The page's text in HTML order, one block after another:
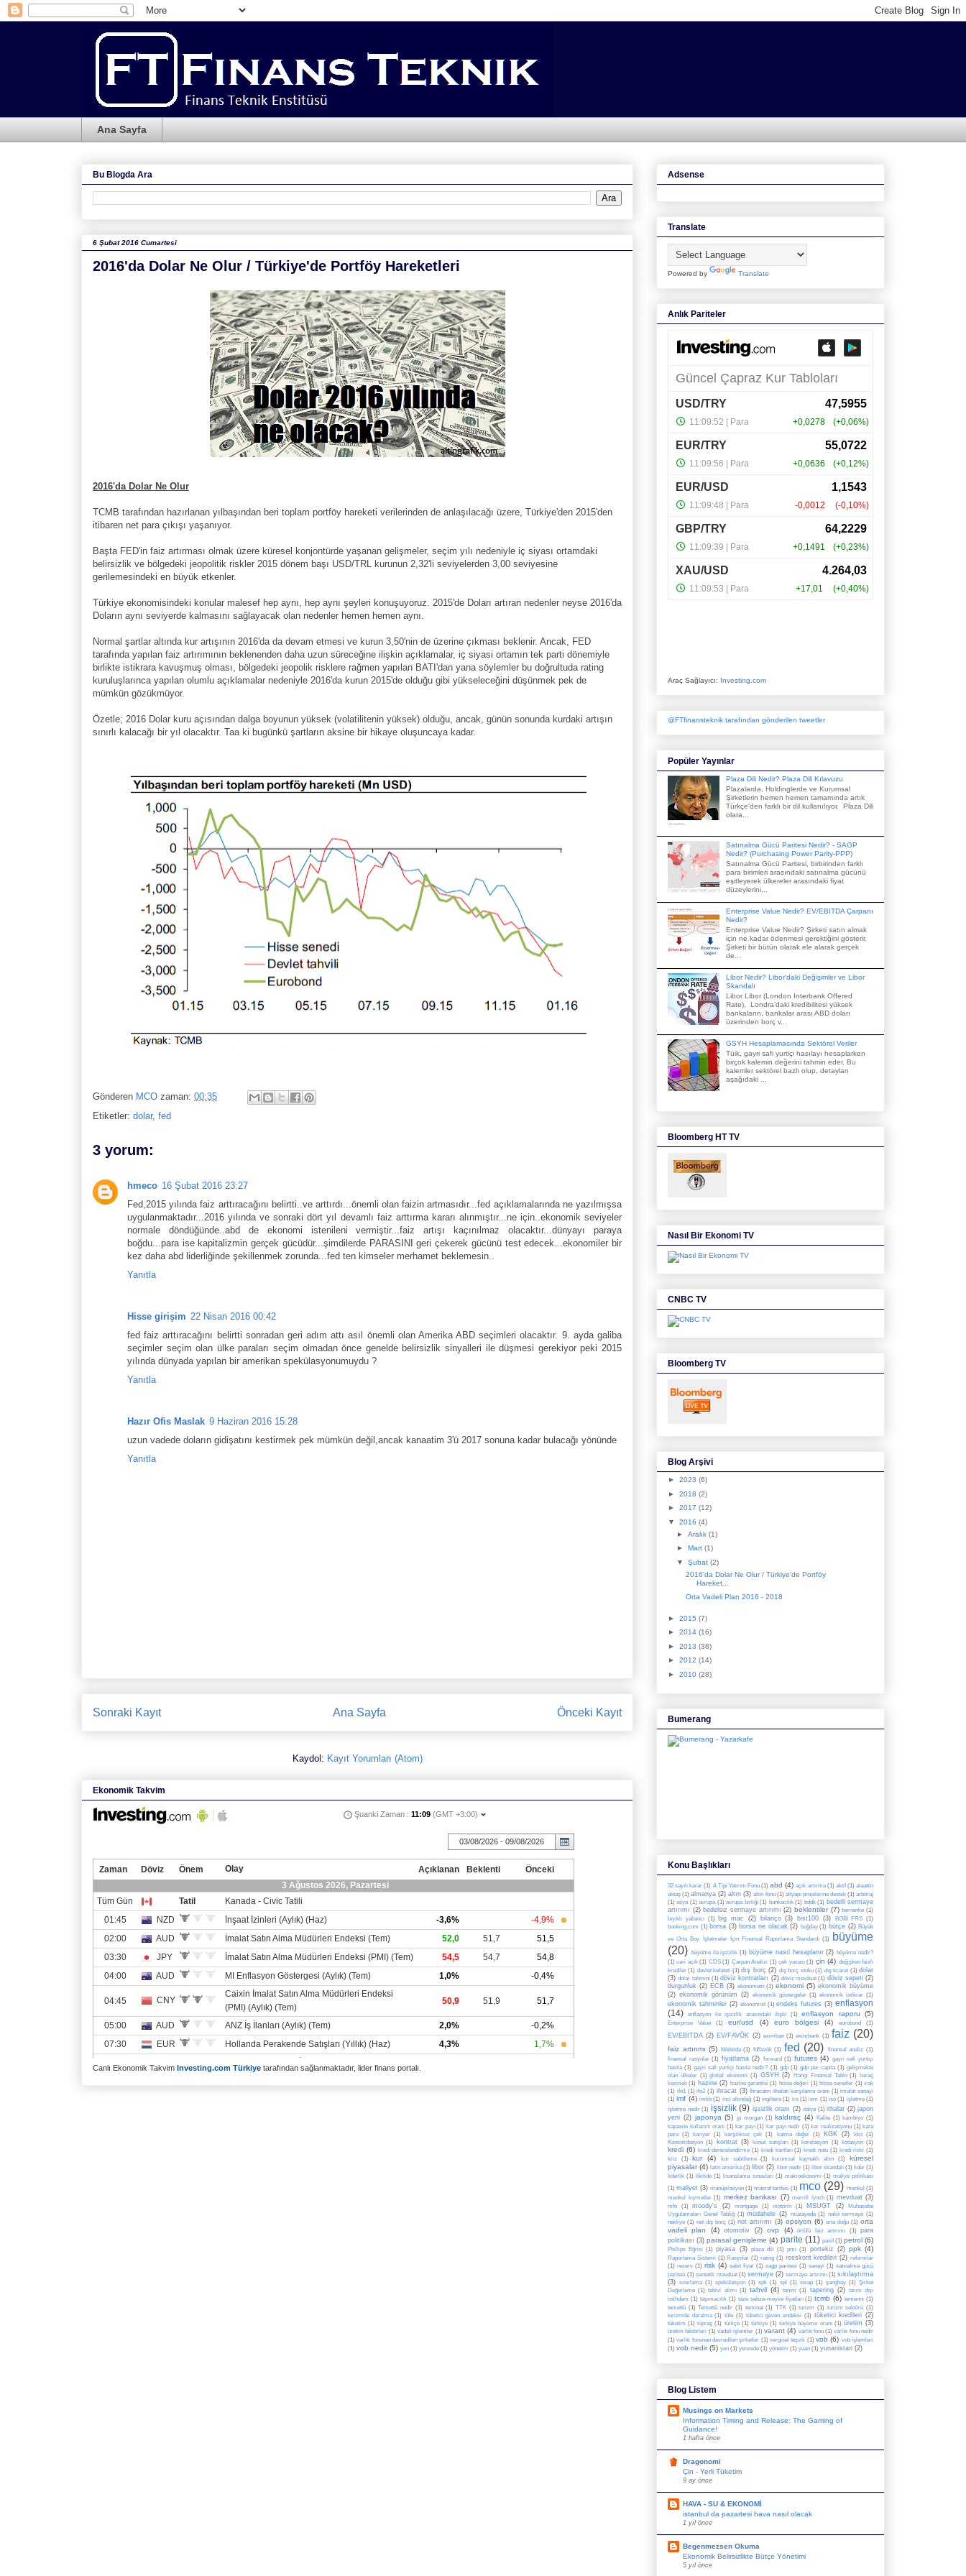
Ana Sayfa
Bu Blogda Ara
6 Şubat 2016 Cumartesi
2016'da Dolar Ne Olur / Türkiye'de Portföy Hareketleri
2016'da Dolar Ne Olur
TCMB tarafından hazırlanan yılbaşından beri toplam portföy hareketi verilerinden de anlaşılacağı üzere, Türkiye'den 2015'den
itibaren net para çıkışı yaşanıyor.
Başta FED'in faiz artırması olmak üzere küresel konjontürde yaşanan gelişmeler, seçim yılı nedeniyle iç siyası ortamdaki
belirsizlik ve bölgedeki jeopolitik riskler 2015 dönem başı USD/TRL kurunun 2,32'li seviyelerden 3,00 seviyesine
gerilemesindeki en büyük etkenler.
Türkiye ekonomisindeki konular malesef hep aynı, hep aynı şeyleri konuşuyoruz. 2015'de Doları artıran nedenler neyse 2016'da
Doların aynı seviyerde kalmasını sağlayacak olan nedenler hemen hemen aynı.
Normal şartlar altında kur artışının 2016'da da devam etmesi ve kurun 3,50'nin de üzerine çıkması beklenir. Ancak, FED
tarafında yapılan faiz artırımının beklenenden daha uzun süreceğine ilişkin açıklamalar, iç siyasi ortamın tek parti dönemiyle
birlikte istikrara kavuşmuş olması, bölgedeki jeopolik risklere rağmen yapılan BATI'dan yana söylemler bu doğrultuda rating
kuruluşlarınca yapılan olumlu açıklamalar nedeniyle 2016'da kurun 2015'de olduğu gibi yükseleceğini düşünmek pek de
mümkün gözükmüyor.
Özetle; 2016 Dolar kuru açısından dalga boyunun yüksek (volatilitenin yüksek) olduğu, ancak, günün sonunda kurdaki artışın
sınırlı kalacağı bir yıl olacaktır. Taa ki bugünkü şartların aksine bir hikaye oluşuncaya kadar.
Gönderen MCO zaman: 00:35
Etiketler: dolar, fed
3 yorum:
hmeco 16 Şubat 2016 23:27
Fed,2015 yılında faiz arttıracağını belirtti..ve arttırdı...önemli olan faizin artmasıdır...fed açıklamalarında ne yazılmışsa
uygulanmaktadır...2016 yılında ve sonraki dört yıl devamlı faiz arttırma kararı alınmıştır...ne için..ekonomik seviyeler
normale döndüğünde..abd de ekonomi istenileni vermiştir...faiz artışı kaçınılmaz olacaktır...dünyayı paraya
boğdu...para ise kapitalizmin gerçek gücüdür...şimdilerde PARASINI geri çekerek gücünü test edecek...ekonomiler bir
kez daha abd liderliğinde şekillenmek zorunda...fed ten kimseler merhamet beklemesin..
Yanıtla
Hisse girişim 22 Nisan 2016 00:42
fed faiz arttıracağını belirtti sonradan geri adım attı asıl önemli olan Amerika ABD seçimleri olacaktır. 9. ayda galiba
seçimler seçim olan ülke paraları seçim olmadan önce genelde belirsizlik sinyalleri ile düşmesi gerekiyor peki 2015
yılında dünyada yapılan bir amerikan spekülasyonumuydu ?
Yanıtla
Hazır Ofis Maslak 9 Haziran 2016 15:28
uzun vadede doların gidişatını kestirmek pek mümkün değil,ancak kanaatim 3'ü 2017 sonuna kadar bulacağı yönünde
Yanıtla
Sonraki Kayıt Önceki Kayıt
Ana Sayfa
Kaydol: Kayıt Yorumları (Atom)
Ekonomik Takvim
Canlı Ekonomik Takvim Investing.com Türkiye tarafından sağlanmaktadır, lider finans portalı.
Adsense
Translate
Powered by Translate
Anlık Pariteler
Araç Sağlayıcı: Investing.com
@FTfinansteknik tarafından gönderilen tweetler
Popüler Yayınlar
Plaza Dili Nedir? Plaza Dili Kılavuzu
Plazalarda, Holdinglerde ve Kurumsal
Şirketlerin hemen hemen tamamında artık
Türkçe'den farklı bir dil kullanılıyor. Plaza Dili
olara...
Satınalma Gücü Paritesi Nedir? - SAGP
Nedir? (Purchasing Power Parity-PPP)
Satınalma Gücü Paritesi, birbirinden farklı
para birimleri arasındaki satınalma gücünü
eşitleyerek ülkereler arasındaki fiyat
düzeylerini...
Enterprise Value Nedir? EV/EBITDA Çarpanı
Nedir?
Enterprise Value Nedir? Şirketi satın almak
için ne kadar ödenmesi gerektiğini gösterir.
Şirketi bir bütün olarak ele alarak gerçek
de...
Libor Nedir? Libor'daki Değişimler ve Libor
Skandalı
Libor Libor (London Interbank Offered
Rate), Londra’daki kredibilitesi yüksek
bankaların, bankalar arası ABD doları
üzerinden borç v...
GSYH Hesaplamasında Sektörel Veriler
Tüik, gayri safi yurtiçi hasılayı hesaplarken
birçok kalemin değerini tahmin eder. Bu
kalemler sektörel bazlı olup, detayları
aşağıdaki ...
Bloomberg HT TV
Nasıl Bir Ekonomi TV
CNBC TV
Bloomberg TV
Blog Arşivi
► 2023 (6)
► 2018 (2)
► 2017 (12)
▼ 2016 (4)
► Aralık (1)
► Mart (1)
▼ Şubat (2)
2016'da Dolar Ne Olur / Türkiye'de Portföy
Hareket...
Orta Vadeli Plan 2016 - 2018
► 2015 (7)
► 2014 (16)
► 2013 (38)
► 2012 (14)
► 2010 (28)
Bumerang
Konu Başlıkları
32 sayılı karar (1) A Tipi Yatırım Fonu (1) abd (4) açık artırma (1) aktif (1) alaattin
aktaş (1) almanya (2) altın (3) altın fonu (1) altyapı projelerine destek (1) arbitraj
(1) asya (1) avrupa (1) avrupa birliği (1) bankacılık (1) bddk (1) bedelli sermaye
artırımı (2) bedelsiz sermaye artırımı (2) beklentiler (7) bernanke (1)
bıyıklı yabancı (1) big mac (2) bilanço (3) bist100 (3) BOBİ FRS (1)
booking.com (1) borsa (3) borsa ne olacak (2) buğday (1) bütçe (2) Büyük
ve Orta Boy İşletmeler İçin Finansal Raporlama Standardı (1)
büyüme
(20)
büyüme ile işsizlik (1) büyüme nasıl hesaplanır (2) büyüme nedir?
(1) cari açık (1) CDS (1) Çarpan Analizi (1) çek yasası (1) çin (4) değişken faizli
krediler (1) devlet kefateti (1) dış borç (2) dış borç stoku (1) dış ticaret (1) dolar
(3) dolar tahmini (1) döviz kontratları (2) döviz mevduat (1) döviz sepeti (2)
durgunluk (2) ECB (3) ekonometri (1) ekonomi (5) ekonomik büyüme
(2) ekonomik görünüm (2) ekonomik göstergeler (1) ekonomik istikrar (1)
ekonomik tahminler (2) ekonomist (1) endeks futures (3) enflasyon
(14)
enflasyon ile işsizlik arasındaki ilişki (1) enflasyon raporu (5)
Enterprise Value (1) eur/usd (4) euro bölgesi (4) eurobond (1)
EV/EBITDA (2) EV/FAVÖK (2) eximban (1) eximbank (1) faiz (20)
faiz artırımı (5) fd/ebitda (1) fd/favök (1) fed (20) finansal analiz (1)
finansal rasyolar (1) fiyatlama (2) forward (1) futures (4) gayri safi yurtiçi
hasıla (1) gayri safi yurtiçi hasıla nedir? (1) gdp (1) gdp per capita (1) gelişmekte
olan ülkeler (1) global ekonomi (1) GSYH (2) Hangi Finansal Tablo (1)
haraç
kesmek (1) hazine (2) hazine garantisi (1) hisse değeri (1) hisse senetler (1) ırak
(1) ifo1 (1) ifo2 (1) ihracat (3) İhracatın ithalatı karşılama oranı (1) imalat sanayi
(1) imf (4) imkb (1) inci altındağ (1) ingiltere (1) irs (1) ism (1) iso (1) işletme (1)
işletme nedir (1) işsizlik (9) işsizlik oranı (2) italya (1) ithalat (2) japon
yeni (2) japonya (5) jp morgan (1) kaldıraç (4) Kalite (1) kambiyo (1)
kapasite kullanım oranı (1) kar payı (1) kar payı nedir (1) kar realizasyonu (1) kara
para (1) kariyer (1) karşılıksız çek (1) katma değer (1) KGK (2) kko (1)
Konsolidasyon (1) kontrat (3) konut satışları (1) korelasyon (1) kotasyon (1)
kredi (6) kredi derecelendirme (1) kredi kartları (1) kredi notu (1) kredi riski (1)
kriz
(1) kur (4) kur sabitleme (1) kurumsal kaynaklı alım (1)
küresel
piyasalar (4) latin amerika (1) libor (2) libor nedir (1) libor skandalı (1) lider (1)
liderlik (1) likitide (1) lisanslama sınavları (1) makroekonomi (1) maliye politikası
(1) maliyet (3) manüpilasyon (1) masraf tarifesi (1) mco (29) menkul (1)
menkul kıymetler (1) merkez bankası (7) merrill lynch (1) mevduat (3)
mfo (1) moody's (2) mortgage (1) motorin (1) MSUGT (2)
Muhasebe
Uygulamaları Genel Tebliğ (1) müdahele (2) müzayede (1) nakit sermaye (1)
nakliye (1) net dış borç (1) not artırımı (3) opsiyon (6) orta doğu (1) orta
vadeli plan
(4) otomotiv (2) ovp (4) örtülü faiz artırımı (1)
para
politikası (3) parasal genişleme (4) parite (11) pasif (1) petrol (6)
Phillips Eğrisi (1) piyasa (3) plaza dili (1) pmi (1) portekiz (2) ppk (4)
Raporlama Sistemi (1) Rasyolar (1) rating (1) reeskont kredileri (2) reformlar
(1) rezerv (1) risk (4) sabit fiyat (1) sagp paritesi (1) sanayi (1) satınalma gücü
paritesi (1) sentetik mevduat (1) sermaye (2) sermaye artırımı (1) sıkılaştırma
(3) sınırlama (1) spekülasyon (1) spk (1) spl (1) swap (1) şanghay (1) Şirket
Değerleme (1) tahivl alımı (1) tahvil (4) tanım (1) tapering (2) tarım dışı
istihdam (1) taşımacılık (1) taze sebze-meyve fiyatları (1) tcmb (6) temenni (1)
temettü (1) Temettü nedir (1) teminat (1) TTK (1) turizm (1) turizm sektörü (1)
turizmde daralma (1) tüfe (1) tüketici güven endeksi (1) tüketici kredileri (2)
tüketim (1) tüpraş (1) türkçe (1) türkiye (1) türkiye büyüme oranı (1) üretim (3)
üretim faktörleri (1) vadeli işlemler (1) varant (4) varlık fonu (1) varlık fonu nedir
(1) varlık fonunan devredilen şirketler (1) vergisel teşvik (1) vob (6) vob işlemleri
(1) vob nedir (5) yen (1) yenzede (1) yönetim (1) yuan (1) yunanistan (2)
Blog Listem
Musings on Markets
Information Timing and Release: The Gaming of
Guidance!
1 hafta önce
Dragonomi
Çin - Yerli Tüketim
9 ay önce
HAVA - SU & EKONOMİ
istanbul da pazartesi hava nasıl olacak
1 yıl önce
Begenmezsen Okuma
Ekonomik Belirsizlikte Bütçe Yönetimi
5 yıl önce